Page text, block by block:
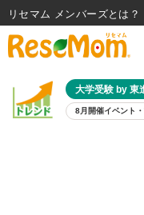
大学受験 by 東
8月開催イベント
リセマム メンバーズ